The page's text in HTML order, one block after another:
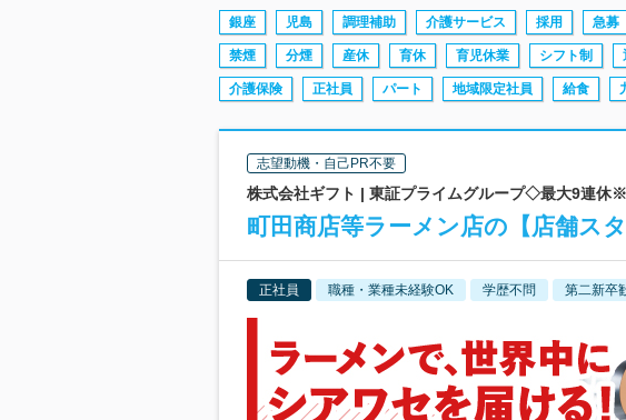
銀座 児島 調理補助 介護サービス 採用 急募
禁煙 分煙 産休 育休 育児休業 シフト制
介護保険 正社員 パート 地域限定社員 給食
志望動機・自己PR不要
株式会社ギフト | 東証プライムグループ◇最大9連休
町田商店等ラーメン店の【店舗ス
正社員 職種・業種未経験OK 学歴不問 第二新卒